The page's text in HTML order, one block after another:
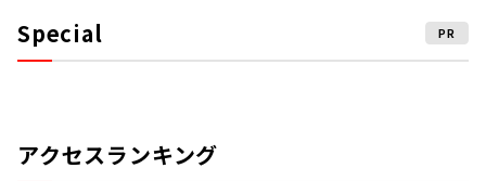
Special PR
アクセスランキング